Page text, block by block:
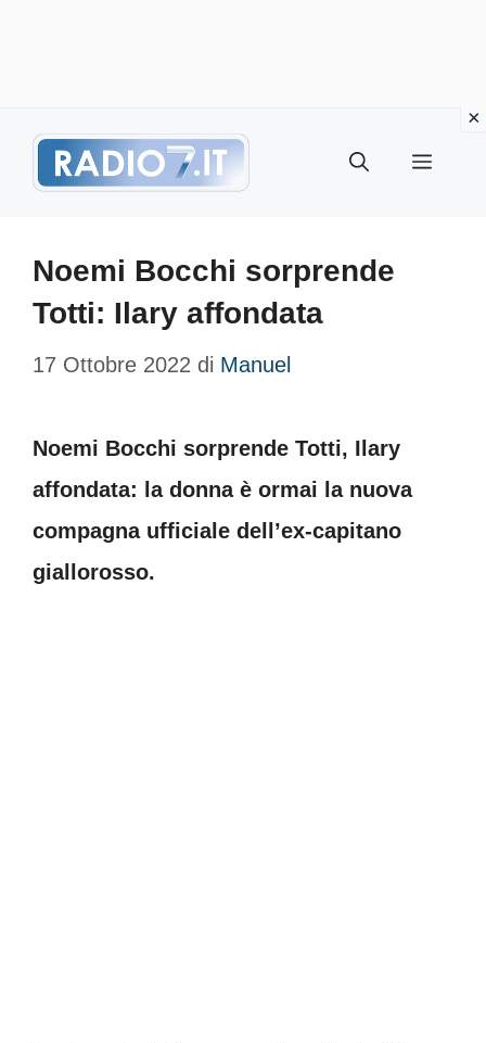
Menu
Noemi Bocchi sorprende
Totti: Ilary affondata
17 Ottobre 2022 di Manuel
Noemi Bocchi sorprende Totti, Ilary
affondata: la donna è ormai la nuova
compagna ufficiale dell’ex-capitano
giallorosso.